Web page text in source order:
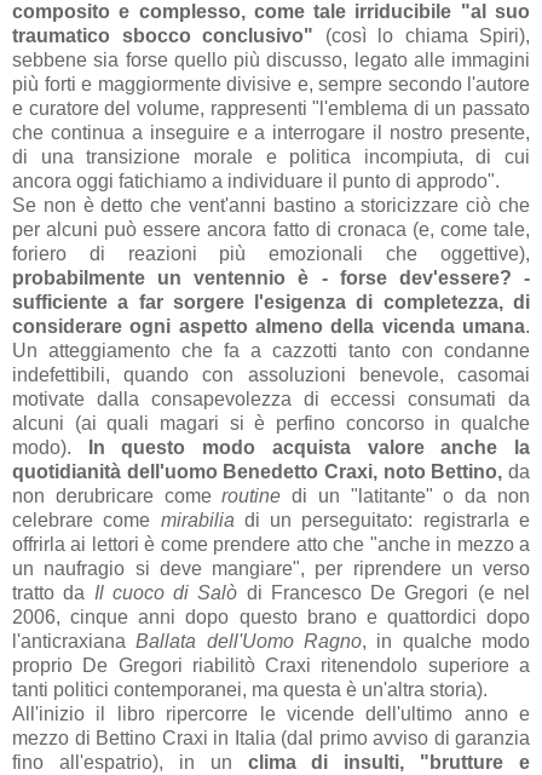
composito e complesso, come tale irriducibile "al suo
traumatico sbocco conclusivo" (così lo chiama Spiri),
sebbene sia forse quello più discusso, legato alle immagini
più forti e maggiormente divisive e, sempre secondo l'autore
e curatore del volume, rappresenti " l'emblema di un passato
che continua a inseguire e a interrogare il nostro presente,
di una transizione morale e politica incompiuta, di cui
ancora oggi fatichiamo a individuare il punto di approdo".
Se non è detto che vent'anni bastino a storicizzare ciò che
per alcuni può essere ancora fatto di cronaca (e, come tale,
foriero di reazioni più emozionali che oggettive),
probabilmente un ventennio è - forse dev'essere? -
sufficiente a far sorgere l'esigenza di completezza, di
considerare ogni aspetto almeno della vicenda umana.
Un atteggiamento che fa a cazzotti tanto con condanne
indefettibili, quando con assoluzioni benevole, casomai
motivate dalla consapevolezza di eccessi consumati da
alcuni (ai quali magari si è perfino concorso in qualche
modo).
In questo modo acquista valore anche la
quotidianità dell'uomo Benedetto Craxi, noto Bettino, da
non derubricare comeroutine di un "latitante" o da non
celebrare come mirabilia di un perseguitato: registrarla e
offrirla ai lettori è come prendere atto che "anche in mezzo a
un naufragio si deve mangiare", per riprendere un verso
tratto da Il cuoco di Salò di Francesco De Gregori (e nel
2006, cinque anni dopo questo brano e quattordici dopo
l'anticraxianaBallata dell'Uomo Ragno, in qualche modo
proprio De Gregori riabilitò Craxi ritenendolo superiore a
tanti politici contemporanei, ma questa è un'altra storia).
All'inizio il libro ripercorre le vicende dell'ultimo anno e
mezzo di Bettino Craxi in Italia (dal primo avviso di garanzia
fino all'espatrio), in un clima di insulti, "brutture e